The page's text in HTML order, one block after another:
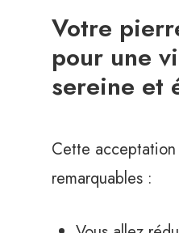
Votre
pour une
sereine et
Cette
remarquables :